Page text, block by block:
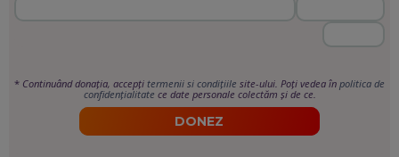
* Continuând donația, accepți termenii si condițiile site-ului. Poți vedea în politica de
confidențialitate ce date personale colectăm și de ce.
DONEZ